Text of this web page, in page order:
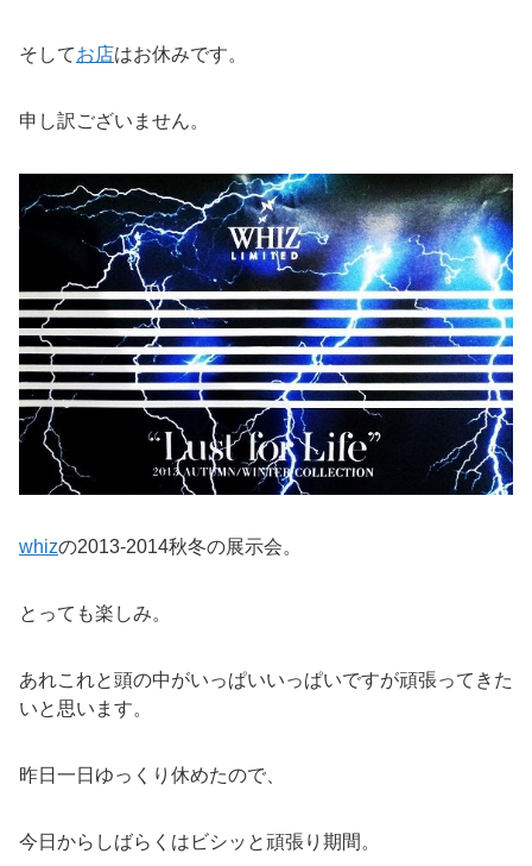
そしてお店はお休みです。
申し訳ございません。
whizの2013-2014秋冬の展示会。
とっても楽しみ。
あれこれと頭の中がいっぱいいっぱいですが頑張ってきた
いと思います。
昨日一日ゆっくり休めたので、
今日からしばらくはビシッと頑張り期間。